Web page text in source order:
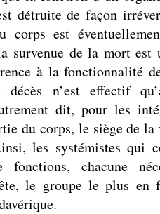
détruite de façon
corps est
survenue de la mort est
à la fonctionnalité
n’est effectif
dit, pour les
du corps, le siège de
les systémistes qui
chacune
le groupe le plus en